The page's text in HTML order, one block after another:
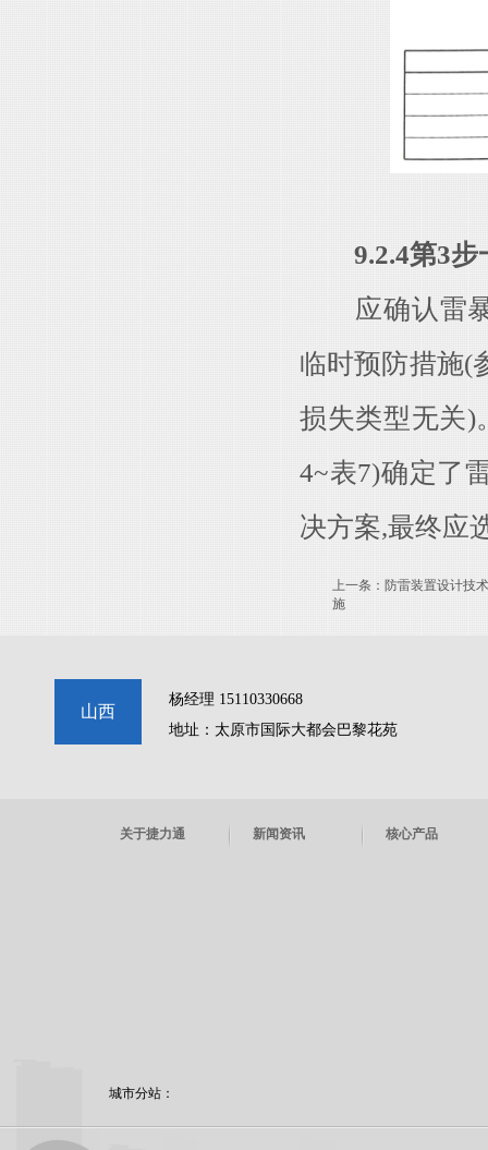
9.2.4第3
应确认雷暴
临时预防措施(
损失类型无关)
4~表7)确定了
决方案,最终应
上一条： 防雷装置设计技
施
山西
杨经理 15110330668
地址：太原市国际大都会巴黎花苑
关于捷力通 新闻资讯 核心产品
城市分站：